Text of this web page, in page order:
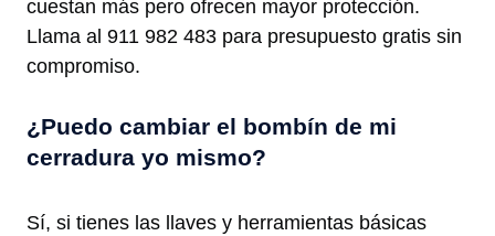
cuestan más pero ofrecen mayor protección.
Llama al 911 982 483 para presupuesto gratis sin
compromiso.
¿Puedo cambiar el bombín de mi
cerradura yo mismo?
Sí, si tienes las llaves y herramientas básicas